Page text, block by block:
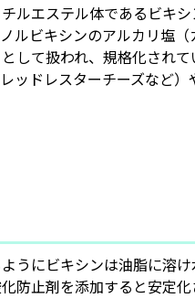
ルエステル体であるビキ
ルビキシンのアルカリ塩
して扱われ、規格化され
ッドレスターチーズなど
うにビキシンは油脂に溶
防止剤を添加すると安定